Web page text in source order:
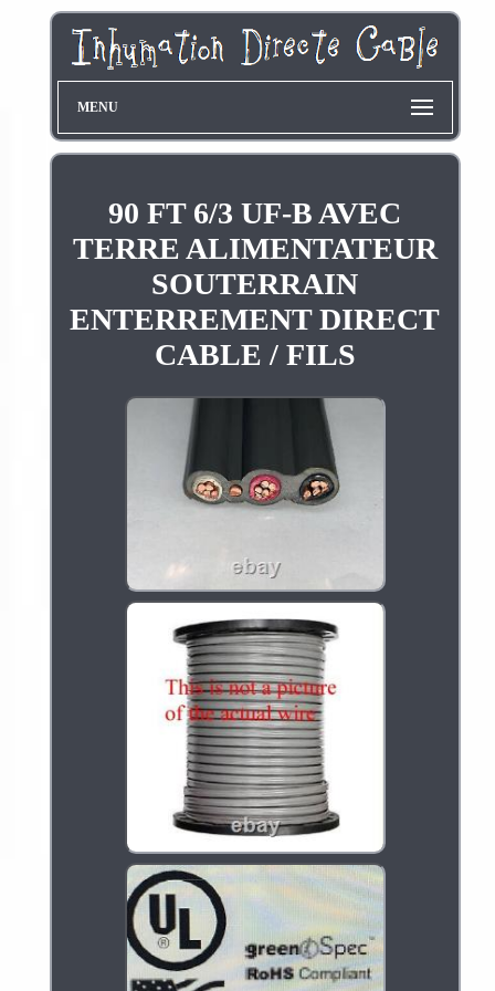
MENU
90 FT 6/3 UF-B AVEC
TERRE ALIMENTATEUR
SOUTERRAIN
ENTERREMENT DIRECT
CABLE / FILS